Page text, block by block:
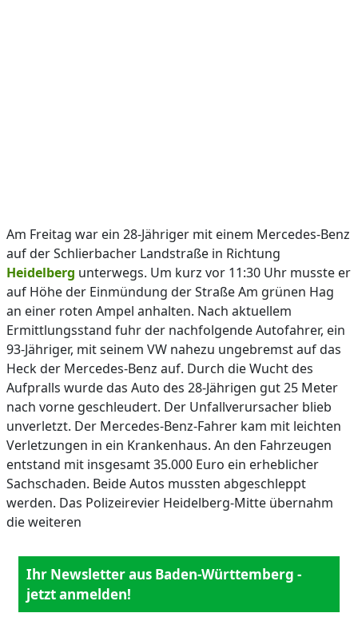
Am Freitag war ein 28-Jähriger mit einem Mercedes-Benz
auf der Schlierbacher Landstraße in Richtung
Heidelberg unterwegs. Um kurz vor 11:30 Uhr musste er
auf Höhe der Einmündung der Straße Am grünen Hag
an einer roten Ampel anhalten. Nach aktuellem
Ermittlungsstand fuhr der nachfolgende Autofahrer, ein
93-Jähriger, mit seinem VW nahezu ungebremst auf das
Heck der Mercedes-Benz auf. Durch die Wucht des
Aufpralls wurde das Auto des 28-Jährigen gut 25 Meter
nach vorne geschleudert. Der Unfallverursacher blieb
unverletzt. Der Mercedes-Benz-Fahrer kam mit leichten
Verletzungen in ein Krankenhaus. An den Fahrzeugen
entstand mit insgesamt 35.000 Euro ein erheblicher
Sachschaden. Beide Autos mussten abgeschleppt
werden. Das Polizeirevier Heidelberg-Mitte übernahm
die weiteren
Ihr Newsletter aus Baden-Württemberg -
jetzt anmelden!